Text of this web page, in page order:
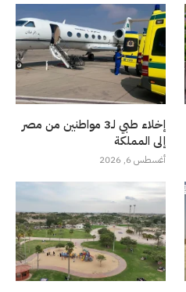
إخلاء طبي لـ3 مواطنين من مصر
إلى المملكة
أغسطس 6, 2026